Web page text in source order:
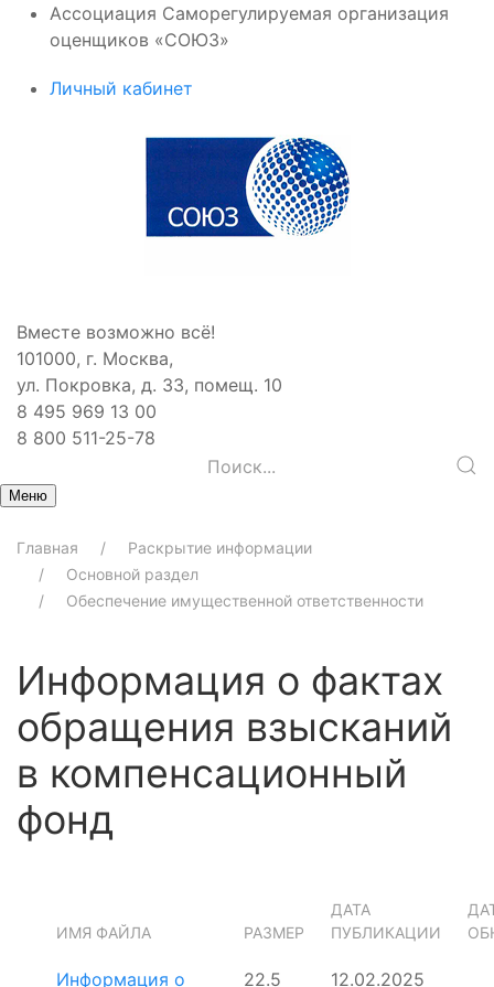
Ассоциация Саморегулируемая организация
оценщиков «СОЮЗ»
Личный кабинет
Вместе возможно всё!
101000, г. Москва,
ул. Покровка, д. 33, помещ. 10
8 495 969 13 00
8 800 511-25-78
Меню
Главная
Раскрытие информации
Основной раздел
Обеспечение имущественной ответственности
Информация о фактах
обращения взысканий
в компенсационный
фонд
ИМЯ ФАЙЛА РАЗМЕР
ДАТА
ПУБЛИКАЦИИ
Информация о
22.5
12.02.2025